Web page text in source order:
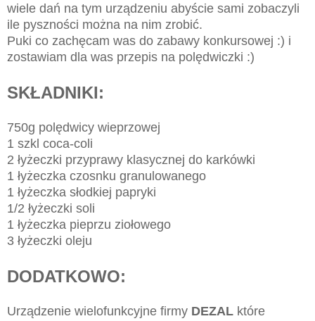
wiele dań na tym urządzeniu abyście sami zobaczyli
ile pyszności można na nim zrobić.
Puki co zachęcam was do zabawy konkursowej :) i
zostawiam dla was przepis na polędwiczki :)
SKŁADNIKI:
750g polędwicy wieprzowej
1 szkl coca-coli
2 łyżeczki przyprawy klasycznej do karkówki
1 łyżeczka czosnku granulowanego
1 łyżeczka słodkiej papryki
1/2 łyżeczki soli
1 łyżeczka pieprzu ziołowego
3 łyżeczki oleju
DODATKOWO:
Urządzenie wielofunkcyjne firmy DEZAL które